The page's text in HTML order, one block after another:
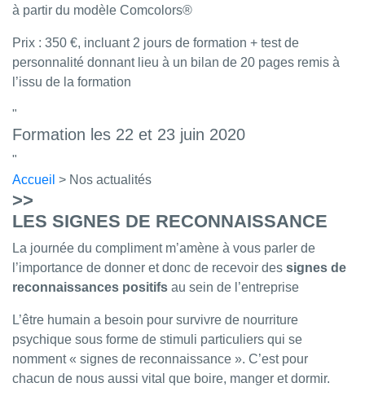
à partir du modèle Comcolors®
Prix : 350 €, incluant 2 jours de formation + test de
personnalité donnant lieu à un bilan de 20 pages remis à
l’issu de la formation
Formation les 22 et 23 juin 2020
Accueil > Nos actualités
>>
LES SIGNES DE RECONNAISSANCE
La journée du compliment m’amène à vous parler de
l’importance de donner et donc de recevoir des signes de
reconnaissances positifs au sein de l’entreprise
L’être humain a besoin pour survivre de nourriture
psychique sous forme de stimuli particuliers qui se
nomment « signes de reconnaissance ». C’est pour
chacun de nous aussi vital que boire, manger et dormir.